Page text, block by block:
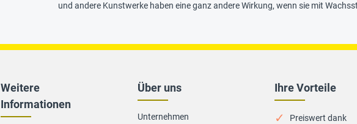
und andere Kunstwerke haben eine ganz andere Wirkung, wenn sie mit
Ihre Vorteile
Preiswert dank
Über uns
Unternehmen
Weitere
Informationen